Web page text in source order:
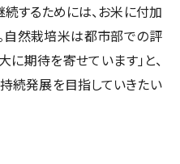
するためには、お米に付加
自然栽培米は都市部での評
期待を寄せています」と、
続発展を目指していきたい